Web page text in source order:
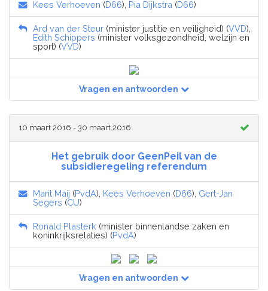
Kees Verhoeven (D66), Pia Dijkstra (D66)
Ard van der Steur (minister justitie en veiligheid) (VVD),
Edith Schippers (minister volksgezondheid, welzijn en
sport) (VVD)
Vragen en antwoorden
10 maart 2016 - 30 maart 2016
Het gebruik door GeenPeil van de
subsidieregeling referendum
Marit Maij (PvdA), Kees Verhoeven (D66), Gert-Jan
Segers (CU)
Ronald Plasterk (minister binnenlandse zaken en
koninkrijksrelaties) (PvdA)
Vragen en antwoorden